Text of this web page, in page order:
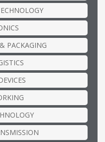
PACKAGING